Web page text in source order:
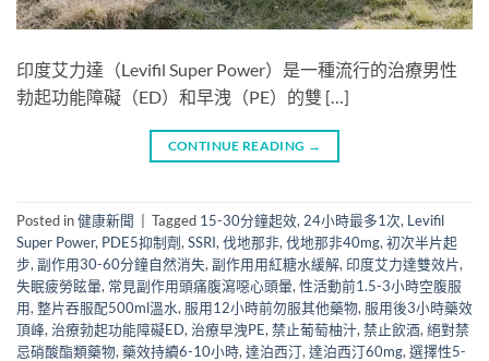
印度艾力達（Levifil Super Power）是一種流行的治療男性
勃起功能障礙（ED）和早洩（PE）的雙 […]
CONTINUE READING →
Posted in健康新聞 Tagged 15-30分鐘起效, 24小時最多1次, Levifil
Super Power, PDE5抑制劑, SSRI, 伐地那非, 伐地那非40mg, 初次半片起
步, 副作用30-60分鐘自然消失, 副作用用紅糖水緩解, 印度艾力達雙效片,
失眠疲勞眩暈, 常見副作用頭痛腹瀉噁心頭暈, 性活動前1.5-3小時空腹服
用, 整片吞服配500ml溫水, 服用12小時前勿服其他藥物, 服用後3小時藥效
頂峰, 治療勃起功能障礙ED, 治療早洩PE, 禁止葡萄柚汁, 禁止飲酒, 絕對禁
忌硝酸酯類藥物, 藥效持續6-10小時, 達泊西汀, 達泊西汀60mg, 選擇性5-